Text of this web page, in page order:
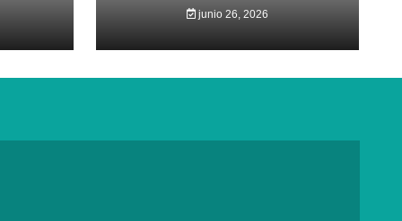
junio 26, 2026